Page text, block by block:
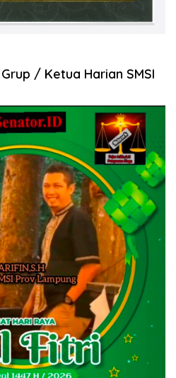
/ Ketua Harian SMSI